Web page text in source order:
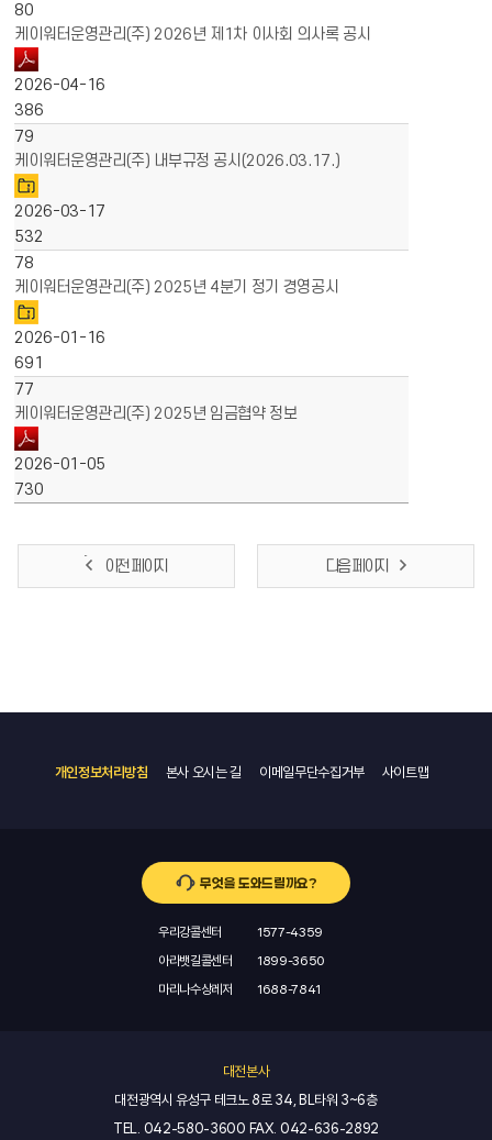
80
케이워터운영관리(주) 2026년 제1차 이사회 의사록 공시
2026-04-16
386
79
케이워터운영관리(주) 내부규정 공시(2026.03.17.)
2026-03-17
532
78
케이워터운영관리(주) 2025년 4분기 정기 경영공시
2026-01-16
691
77
케이워터운영관리(주) 2025년 임금협약 정보
2026-01-05
730
이전 페이지 다음 페이지
개인정보처리방침 본사 오시는 길 이메일무단수집거부 사이트맵
무엇을 도와드릴까요?
우리강콜센터
1577-4359
아라뱃길콜센터
1899-3650
마리나수상레저
1688-7841
대전본사
대전광역시 유성구 테크노 8로 34, BL타워 3~6층
TEL. 042-580-3600 FAX. 042-636-2892